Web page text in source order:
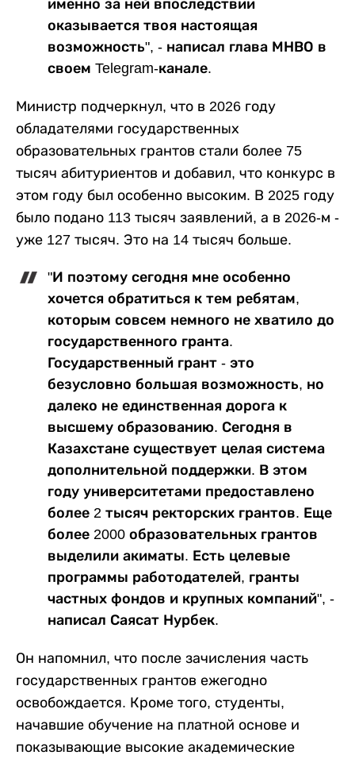
именно за ней впоследствии
оказывается твоя настоящая
возможность", - написал глава МНВО в
своем Telegram-канале.
Министр подчеркнул, что в 2026 году
обладателями государственных
образовательных грантов стали более 75
тысяч абитуриентов и добавил, что конкурс в
этом году был особенно высоким. В 2025 году
было подано 113 тысяч заявлений, а в 2026-м -
уже 127 тысяч. Это на 14 тысяч больше.
"И поэтому сегодня мне особенно
хочется обратиться к тем ребятам,
которым совсем немного не хватило до
государственного гранта.
Государственный грант - это
безусловно большая возможность, но
далеко не единственная дорога к
высшему образованию. Сегодня в
Казахстане существует целая система
дополнительной поддержки. В этом
году университетами предоставлено
более 2 тысяч ректорских грантов. Еще
более 2000 образовательных грантов
выделили акиматы. Есть целевые
программы работодателей, гранты
частных фондов и крупных компаний", -
написал Саясат Нурбек.
Он напомнил, что после зачисления часть
государственных грантов ежегодно
освобождается. Кроме того, студенты,
начавшие обучение на платной основе и
показывающие высокие академические